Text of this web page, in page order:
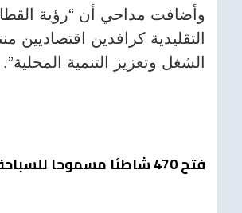
وأضافت مداحي أن “رؤية
التقليدية كرافدين
الشغل وتعزيز التنمية المحلية”.
فتح 470 شاطئا مسموحا للسباحة عبر 124 بلدية ساحلية إلى غاية 31 ماي